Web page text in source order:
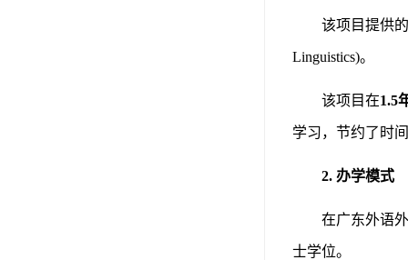
该项目提供
Linguistics)。
该项目在1.5
学习，节约了时
2. 办学模式
在广东外语
士学位。